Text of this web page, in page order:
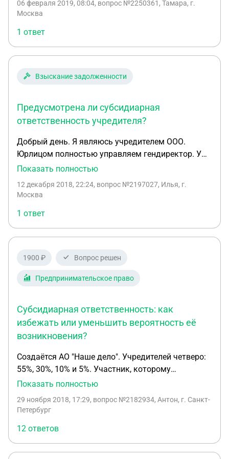
Моральную сторону мы тут не рассматриваем и
да я понимаю, что родственная связь здесь
Поручительства предполагает ответственность
ПРИСТАВОВ. Все средства перевел в личное
06 февраля 2019, 08:04, вопрос №2250361, Тамара, г.
Москва
1 ответ
Взыскание задолженности
Предусмотрена ли субсидиарная
ответственность учредителя?
Добрый день. Я являюсь учредителем ООО.
Юрлицом полностью управляем гендиректор. У
юрлица есть крупные долги перед поставщиками.
требование гендиру рассчитаться по
приказ и не влететь на субсидиарную
ответственность?
Показать полностью
12 декабря 2018, 22:24, вопрос №2197027, Илья, г.
Москва
1 ответ
1900 ₽ Вопрос решен
Предпринимательское право
Субсидиарная ответственность: как
избежать или уменьшить вероятность её
возникновения?
Создаётся АО "Наше дело". Учредителей четверо:
55%, 30%, 10% и 5%. Участник, которому
принадлежит доля в 30%, предоставляет займ
Несколько вопросов по субсидиарной
"Наше дело" признали банкротом: а. Будет ли
субсидиарная ответственность генерального
директора в случае если он организовал бух учёт
Показать полностью
29 ноября 2018, 17:29, вопрос №2182934, Антон, г. Санкт-
Петербург
12 ответов